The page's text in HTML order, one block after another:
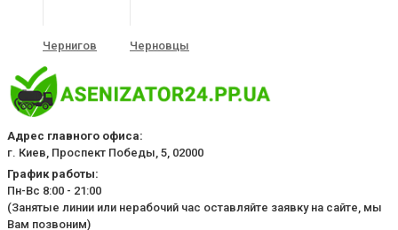
Чернигов Черновцы
Адрес главного офиса:
г. Киев, Проспект Победы, 5, 02000
График работы:
Пн-Вс 8:00 - 21:00
(Занятые линии или нерабочий час оставляйте заявку на сайте, мы
Вам позвоним)